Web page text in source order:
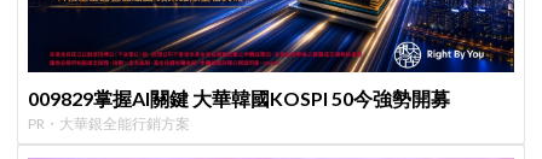
009829掌握AI關鍵 大華韓國KOSPI 50今強勢開募
PR・大華銀全能行銷方案